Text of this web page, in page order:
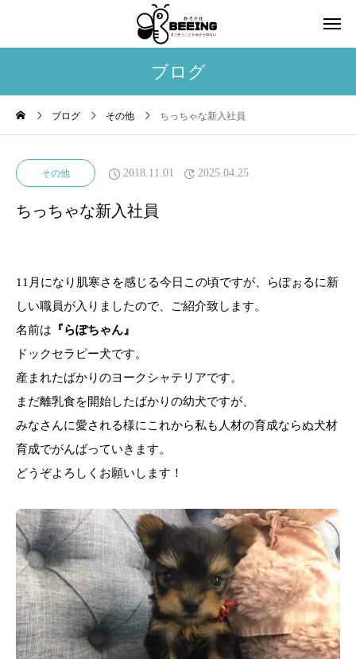
ブログ
ブログ その他 ちっちゃな新入社員
その他 2018.11.01 2025.04.25
ちっちゃな新入社員
11月になり肌寒さを感じる今日この頃ですが、らぽぉるに新
しい職員が入りましたので、ご紹介致します。
名前は 『らぽちゃん』
ドックセラピー犬です。
産まれたばかりのヨークシャテリアです。
まだ離乳食を開始したばかりの幼犬ですが、
みなさんに愛される様にこれから私も人材の育成ならぬ犬材
育成でがんばっていきます。
どうぞよろしくお願いします！